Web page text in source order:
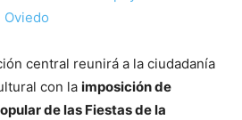
Oviedo
central reunirá a la ciudadanía
con la imposición de
de las Fiestas de la